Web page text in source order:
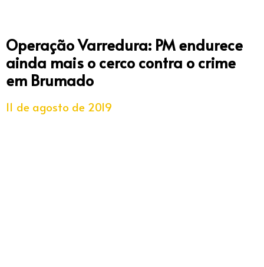
Operação Varredura: PM endurece
ainda mais o cerco contra o crime
em Brumado
11 de agosto de 2019